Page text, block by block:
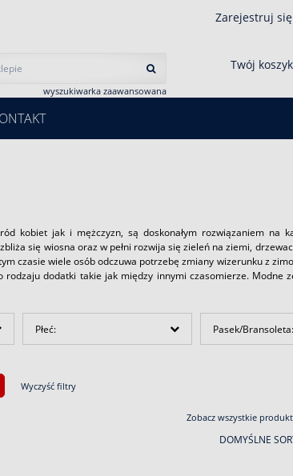
wyszukiwarka zaawansowana
Zarejestruj się
Twój
kobiet jak i mężczyzn, są doskonałym rozwiązaniem na
się wiosna oraz w pełni rozwija się zieleń na ziemi,
czasie wiele osób odczuwa potrzebę zmiany wizerunku z
dodatki takie jak między innymi czasomierze. Modne
Płeć: Pasek/Bransoleta:
Wyczyść filtry
Zobacz wszystkie
DOMYŚLNE